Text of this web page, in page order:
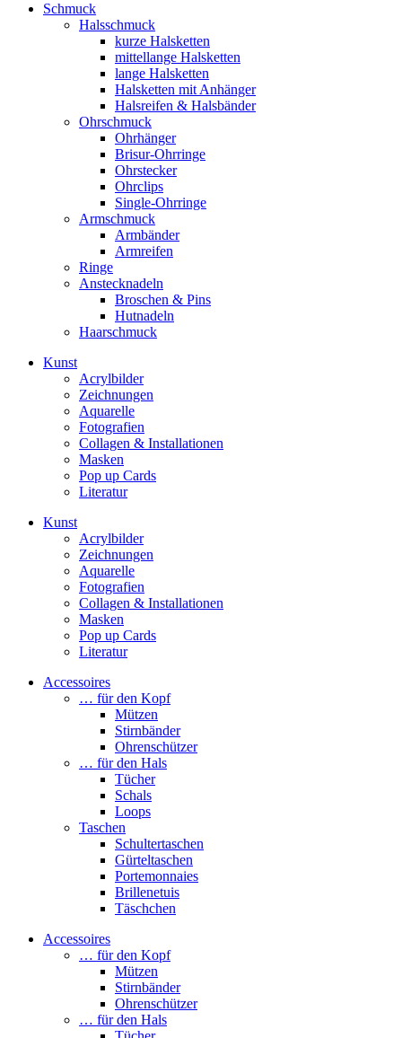
Schmuck
Halsschmuck
kurze Halsketten
mittellange Halsketten
lange Halsketten
Halsketten mit Anhänger
Halsreifen & Halsbänder
Ohrschmuck
Ohrhänger
Brisur-Ohrringe
Ohrstecker
Ohrclips
Single-Ohrringe
Armschmuck
Armbänder
Armreifen
Ringe
Anstecknadeln
Broschen & Pins
Hutnadeln
Haarschmuck
Kunst
Acrylbilder
Zeichnungen
Aquarelle
Fotografien
Collagen & Installationen
Masken
Pop up Cards
Literatur
Kunst
Acrylbilder
Zeichnungen
Aquarelle
Fotografien
Collagen & Installationen
Masken
Pop up Cards
Literatur
Accessoires
… für den Kopf
Mützen
Stirnbänder
Ohrenschützer
… für den Hals
Tücher
Schals
Loops
Taschen
Schultertaschen
Gürteltaschen
Portemonnaies
Brillenetuis
Täschchen
Accessoires
… für den Kopf
Mützen
Stirnbänder
Ohrenschützer
… für den Hals